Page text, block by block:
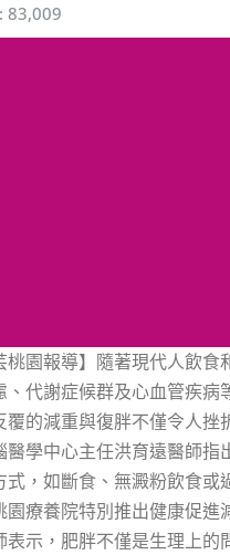
83,009
桃園報導】隨著現代人飲
、代謝症候群及心血管疾
覆的減重與復胖不僅令人
醫學中心主任洪育遠醫師
式，如斷食、無澱粉飲食
園療養院特別推出健康促進
表示，肥胖不僅是生理上